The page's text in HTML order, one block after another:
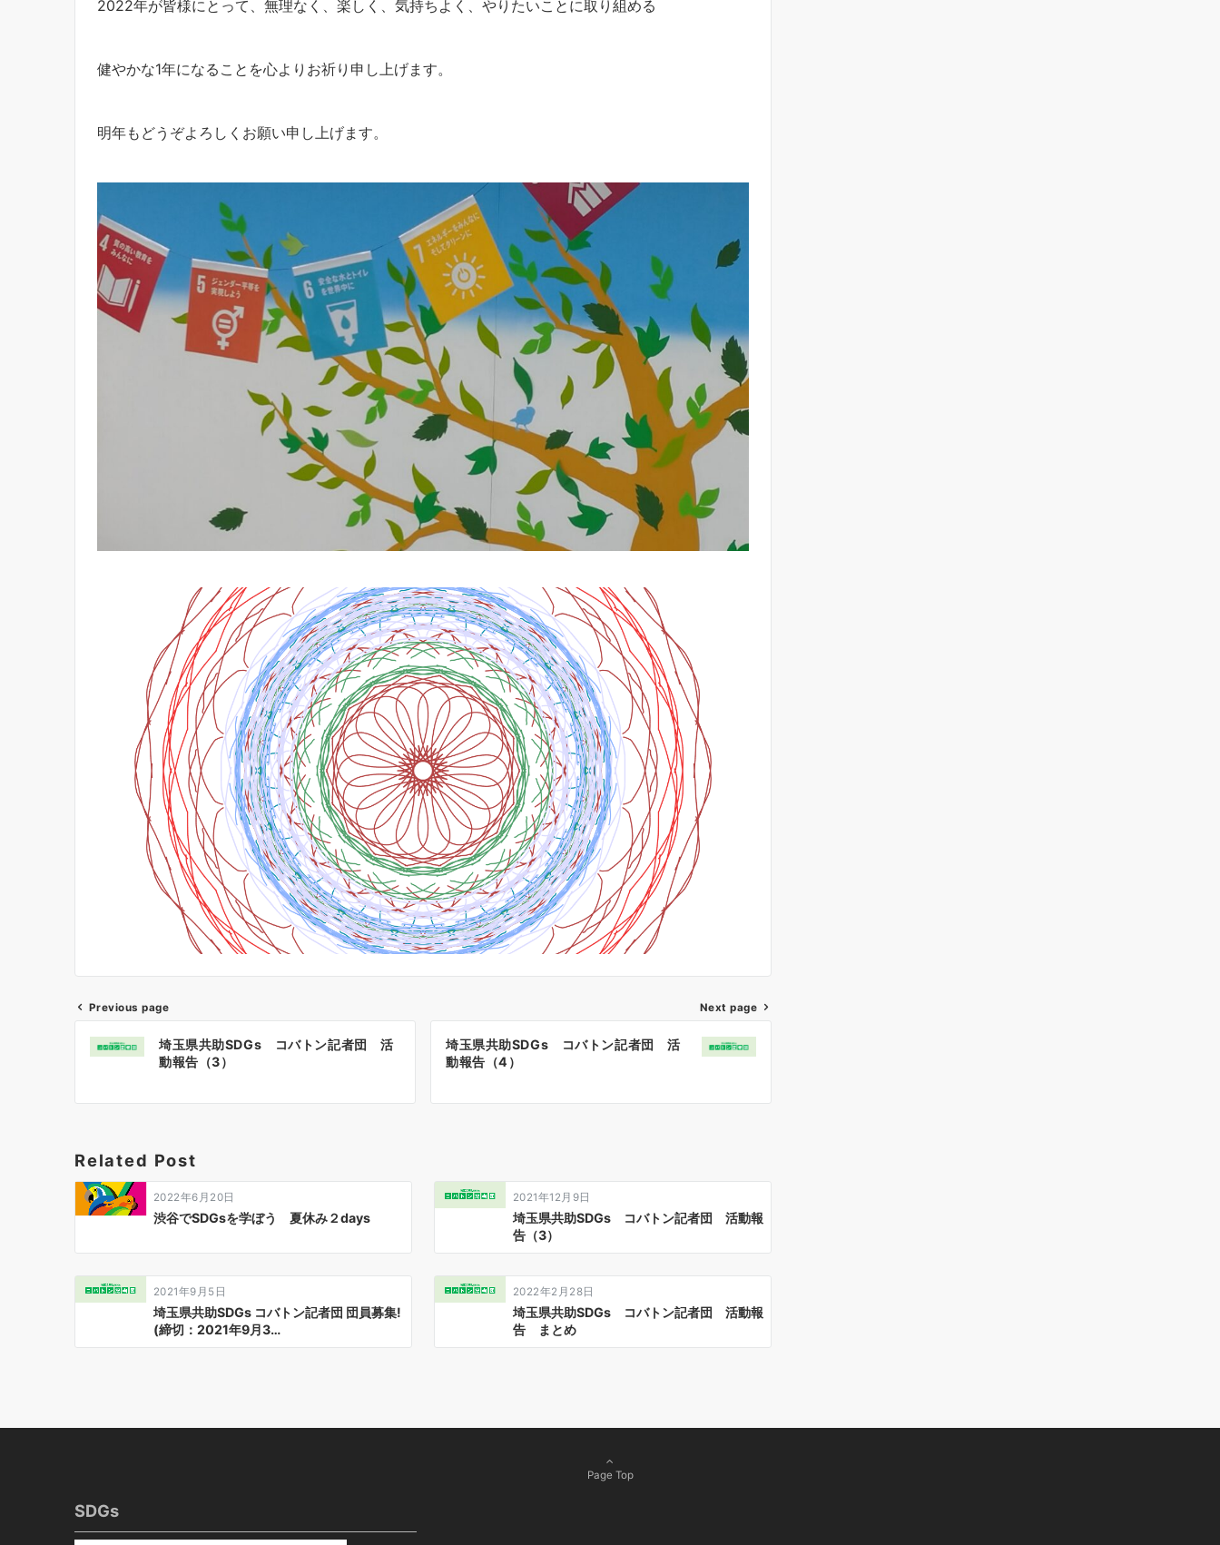
2022年が皆様にとって、無理なく、楽しく、気持ちよく、やりたいことに取り組める
健やかな1年になることを心よりお祈り申し上げます。
明年もどうぞよろしくお願い申し上げます。
投
ゲ
ー
シ
ョ
ン
Previous page
埼玉県共助SDGs コバトン記者団 活
動報告（3）
Next page
埼玉県共助SDGs コバトン記者団 活
動報告（4）
Related Post
2022年6月20日
渋谷でSDGsを学ぼう 夏休み２days
2021年12月9日
埼玉県共助SDGs コバトン記者団 活動報
告（3）
2021年9月5日
埼玉県共助SDGs コバトン記者団 団員募集!
(締切：2021年9月3…
2022年2月28日
埼玉県共助SDGs コバトン記者団 活動報
告 まとめ
Page Top
SDGs